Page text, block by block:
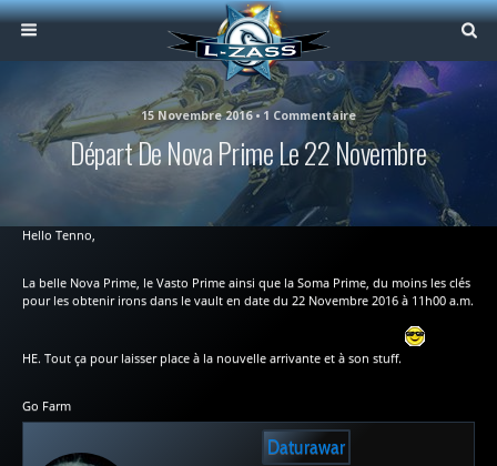
15 Novembre 2016 • 1 Commentaire
Départ De Nova Prime Le 22 Novembre
Hello Tenno,
La belle Nova Prime, le Vasto Prime ainsi que la Soma Prime, du moins les clés
pour les obtenir irons dans le vault en date du 22 Novembre 2016 à 11h00 a.m.
HE. Tout ça pour laisser place à la nouvelle arrivante et à son stuff.
Go Farm
Daturawar